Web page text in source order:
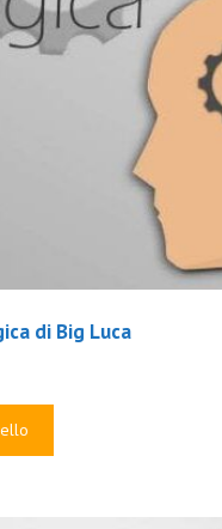
di Big Luca